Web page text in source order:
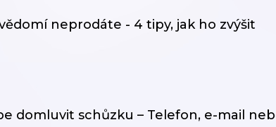
neprodáte - 4 tipy, jak ho zvýšit
domluvit schůzku – Telefon, e-mail